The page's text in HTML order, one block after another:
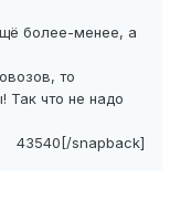
более-менее, а
то
Так что не надо
43540[/snapback]